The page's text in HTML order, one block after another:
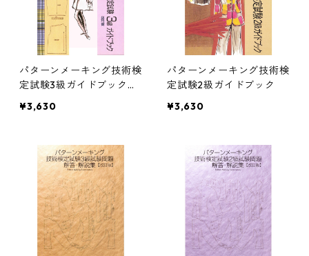
パターンメーキング技術検
定試験3級ガイドブック改
¥3,630
パターンメーキング技術検
定試験2級ガイドブック
¥3,630